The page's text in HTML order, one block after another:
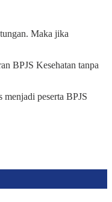
Maka jika
BPJS Kesehatan tanpa
peserta BPJS